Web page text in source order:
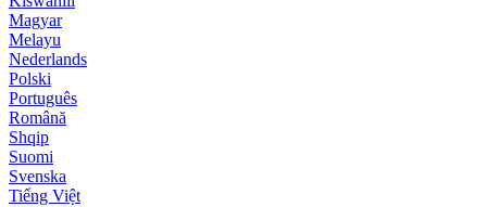
Magyar
Melayu
Nederlands
Polski
Português
Română
Shqip
Suomi
Svenska
Tiếng Việt